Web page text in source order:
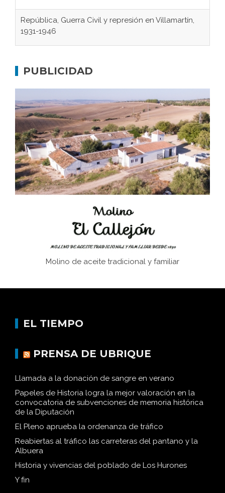
República, Guerra Civil y represión en Villamartín,
1931-1946
concentración nazis
Bornos
El Frente Popular. Ubrique, febrero-julio 1936
Juntar las letras. La alfabetización en el campo: del
afán de saber a la autogestión
Historia y vivencias del poblado de Los Hurones
PUBLICIDAD
Molino de aceite tradicional y familiar
EL TIEMPO
PRENSA DE UBRIQUE
Llamada a la donación de sangre en verano
Papeles de Historia logra la mejor valoración en la
convocatoria de subvenciones de memoria histórica
de la Diputación
El Pleno aprueba la ordenanza de tráfico
Reabiertas al tráfico las carreteras del pantano y la
Albuera
Historia y vivencias del poblado de Los Hurones
Y fin